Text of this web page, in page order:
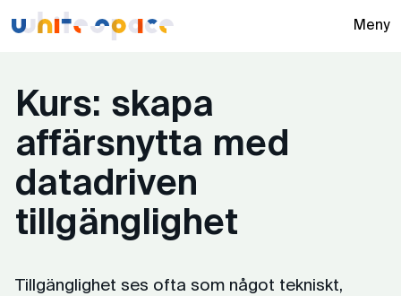
Whitespace - Meny
Kurs: skapa
affärsnytta med
datadriven
tillgänglighet
Tillgänglighet ses ofta som något tekniskt,